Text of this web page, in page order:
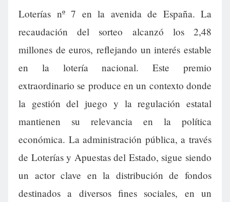
Loterías nº 7 en la avenida de España. La
recaudación del sorteo alcanzó los 2,48
millones de euros, reflejando un interés estable
en la lotería nacional. Este premio
extraordinario se produce en un contexto donde
la gestión del juego y la regulación estatal
mantienen su relevancia en la política
económica. La administración pública, a través
de Loterías y Apuestas del Estado, sigue siendo
un actor clave en la distribución de fondos
destinados a diversos fines sociales, en un